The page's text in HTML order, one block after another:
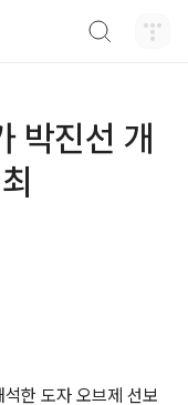
박진선 개
석한 도자 오브제 선보